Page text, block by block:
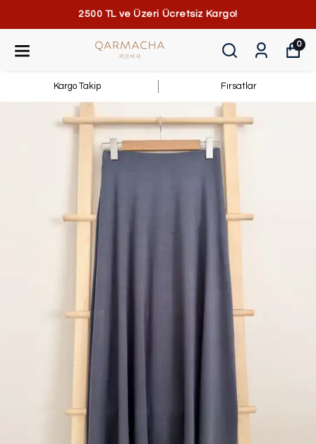
2500 TL ve Üzeri Ücretsiz Kargo!
0
Kargo Takip Fırsatlar